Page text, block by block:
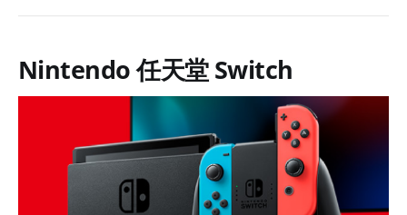
Nintendo 任天堂 Switch